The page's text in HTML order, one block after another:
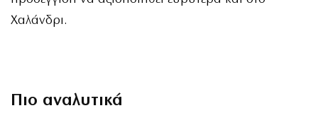
Χαλάνδρι.
Πιο αναλυτικά